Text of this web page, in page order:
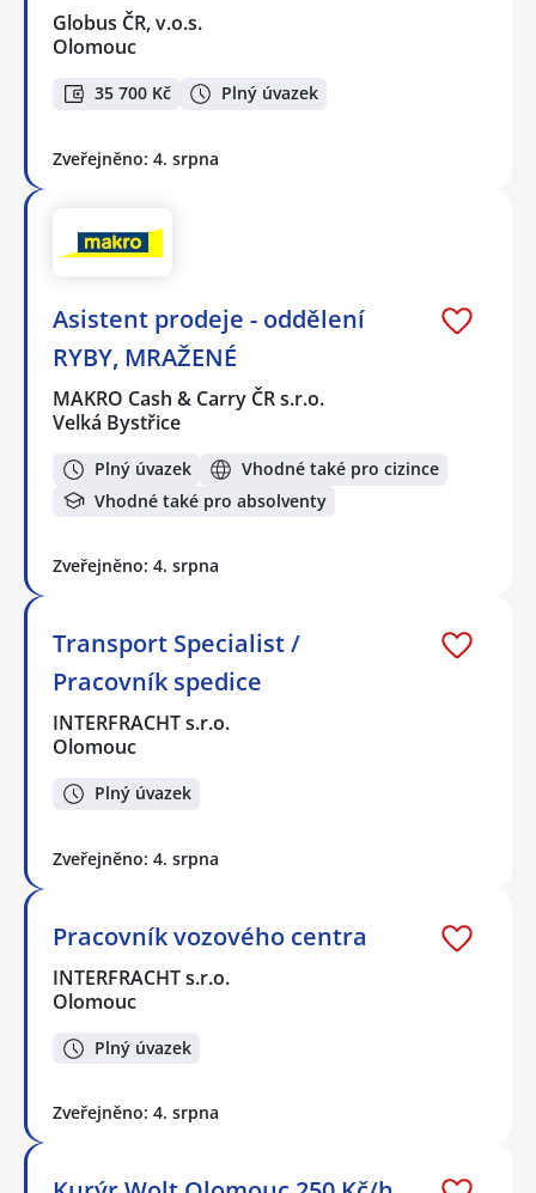
Globus ČR, v.o.s.
Olomouc
35 700 Kč Plný úvazek
Zveřejněno: 4. srpna
Asistent prodeje - oddělení
RYBY, MRAŽENÉ
MAKRO Cash & Carry ČR s.r.o.
Velká Bystřice
Plný úvazek
Vhodné také pro cizince
Vhodné také pro absolventy
Zveřejněno: 4. srpna
Transport Specialist /
Pracovník spedice
INTERFRACHT s.r.o.
Olomouc
Plný úvazek
Zveřejněno: 4. srpna
Pracovník vozového centra
INTERFRACHT s.r.o.
Olomouc
Plný úvazek
Zveřejněno: 4. srpna